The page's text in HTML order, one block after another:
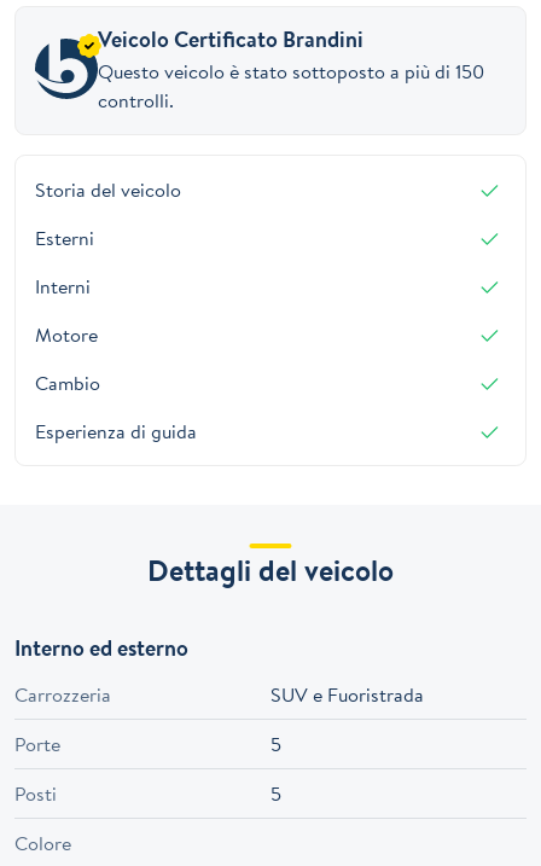
Veicolo Certificato Brandini
Questo veicolo è stato sottoposto a più di 150
controlli.
Storia del veicolo
Esterni
Interni
Motore
Cambio
Esperienza di guida
Dettagli del veicolo
Interno ed esterno
Carrozzeria
SUV e Fuoristrada
Porte
5
Posti
5
Colore